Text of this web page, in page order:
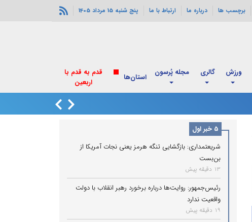
برچسب ها درباره ما ارتباط با ما پنج شنبه 15 مرداد 1405
ورزش گالری مجله پُرسون استان‌ها
قدم به قدم با
اربعین
5 خبر اول
شریعتمداری: بازگشایی تنگه هرمز یعنی نجات آمریکا از
بن‌بست
13 دقیقه پیش
رئیس‌جمهور: روایت‌ها درباره برخورد رهبر انقلاب با دولت
واقعیت ندارد
19 دقیقه پیش